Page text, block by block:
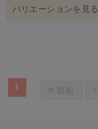
バリエーションを見る
1 最初